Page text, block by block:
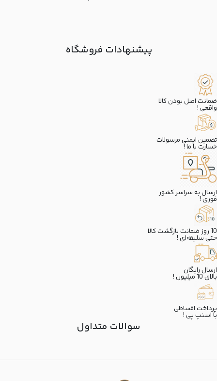
پیشنهادات فروشگاه
ضمانت اصل بودن کالا
واقعی !
تضمین ایمنی مرسولات
خسارت با ما !
ارسال به سراسر کشور
فوری !
10 روز ضمانت بازگشت کالا
حتی سلیقه‌ای !
ارسال رایگان
بالای 10 میلیون !
پرداخت اقساطی
با اسنپ پی !
سوالات متداول